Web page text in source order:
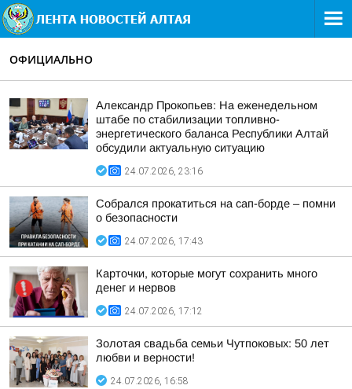
ОФИЦИАЛЬНО
Александр Прокопьев: На еженедельном
штабе по стабилизации топливно-
энергетического баланса Республики Алтай
обсудили актуальную ситуацию
24.07.2026, 23:16
Собрался прокатиться на сап-борде – помни
о безопасности
24.07.2026, 17:43
Карточки, которые могут сохранить много
денег и нервов
24.07.2026, 17:12
Золотая свадьба семьи Чутпоковых: 50 лет
любви и верности!
24.07.2026, 16:58